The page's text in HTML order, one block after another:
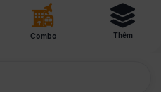
Combo Thêm